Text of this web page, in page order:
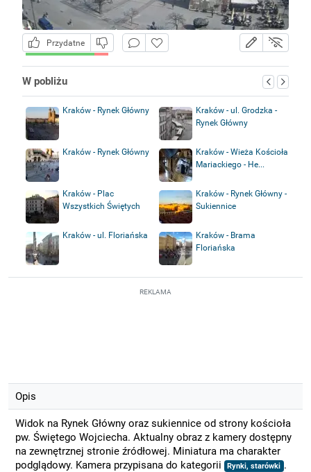
Przydatne
W pobliżu
Kraków - Rynek Główny
Kraków - ul. Grodzka -
Rynek Główny
Kraków - Rynek Główny
Kraków - Wieża Kościoła
Mariackiego - He...
Kraków - Plac
Wszystkich Świętych
Kraków - Rynek Główny -
Sukiennice
Kraków - ul. Floriańska
Kraków - Brama
Floriańska
REKLAMA
Opis
Widok na Rynek Główny oraz sukiennice od strony kościoła
pw. Świętego Wojciecha. Aktualny obraz z kamery dostępny
na zewnętrznej stronie źródłowej. Miniatura ma charakter
podglądowy. Kamera przypisana do kategorii
Rynki, starówki .